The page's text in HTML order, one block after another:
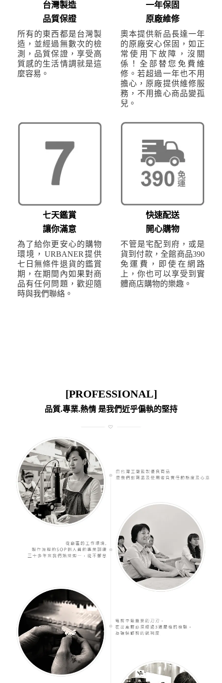
台灣製造
品質保證
所有的東西都是台灣製
造，並經過無數次的檢
測，品質保證，享受高
質感的生活情調就是這
麼容易。
一年保固
原廠維修
奧本提供新品長達一年
的原廠安心保固，如正
常使用下故障，沒關
係！全部替您免費維
修。若超過一年也不用
擔心，原廠提供維修服
務，不用擔心商品變孤
兒。
七天鑑賞
讓你滿意
為了給你更安心的購物
環境，URBANER提供
七日無條件退貨的鑑賞
期，在期間內如果對商
品有任何問題，歡迎隨
時與我們聯絡。
快速配送
開心購物
不管是宅配到府，或是
貨到付款，全館商品390
免運費，即使在網路
上，你也可以享受到實
體商店購物的樂趣。
[PROFESSIONAL]
品質.專業.熱情 是我們近乎偏執的堅持